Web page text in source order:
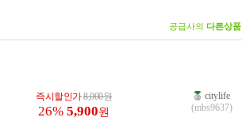
공급사의 다른상품
즉시할인가8,000원
26% 5,900원
citylife
(mbs9637)